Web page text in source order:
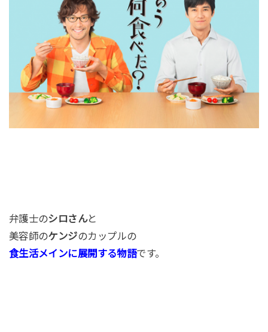
弁護士のシロさんと
美容師のケンジのカップルの
食生活メインに展開する物語です。